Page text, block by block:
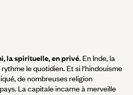
la spirituelle, en privé. En Inde, la
le quotidien. Et si l'hindouisme
de nombreuses religion
La capitale incarne à merveille